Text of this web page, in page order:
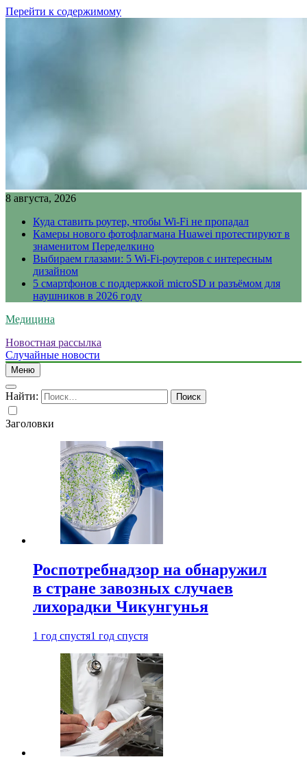
Перейти к содержимому
8 августа, 2026
Куда ставить роутер, чтобы Wi-Fi не пропадал
Камеры нового фотофлагмана Huawei протестируют в
знаменитом Переделкино
Выбираем глазами: 5 Wi-Fi-роутеров с интересным
дизайном
5 смартфонов с поддержкой microSD и разъёмом для
наушников в 2026 году
Медицина
Новостная рассылка
Случайные новости
Меню
Найти:
Заголовки
Роспотребнадзор на обнаружил
в стране завозных случаев
лихорадки Чикунгунья
1 год спустя1 год спустя